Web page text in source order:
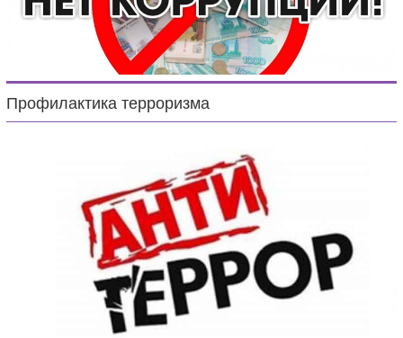
Профилактика терроризма